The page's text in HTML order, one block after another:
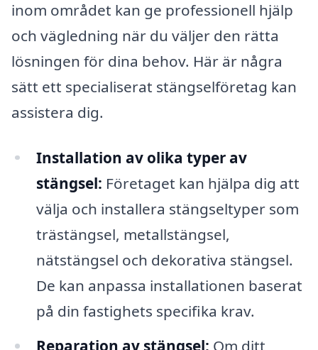
inom området kan ge professionell hjälp
och vägledning när du väljer den rätta
lösningen för dina behov. Här är några
sätt ett specialiserat stängselföretag kan
assistera dig.
Installation av olika typer av
stängsel: Företaget kan hjälpa dig att
välja och installera stängseltyper som
trästängsel, metallstängsel,
nätstängsel och dekorativa stängsel.
De kan anpassa installationen baserat
på din fastighets specifika krav.